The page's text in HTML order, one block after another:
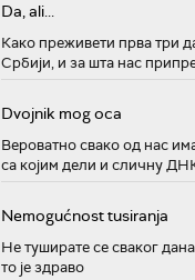
Da, ali...
Како преживети прва три
Србији, и за шта нас
Dvojnik mog oca
Вероватно свако од нас
са којим дели и сличну
Nemogućnost tusiranja
Не туширате се сваког
то је здраво